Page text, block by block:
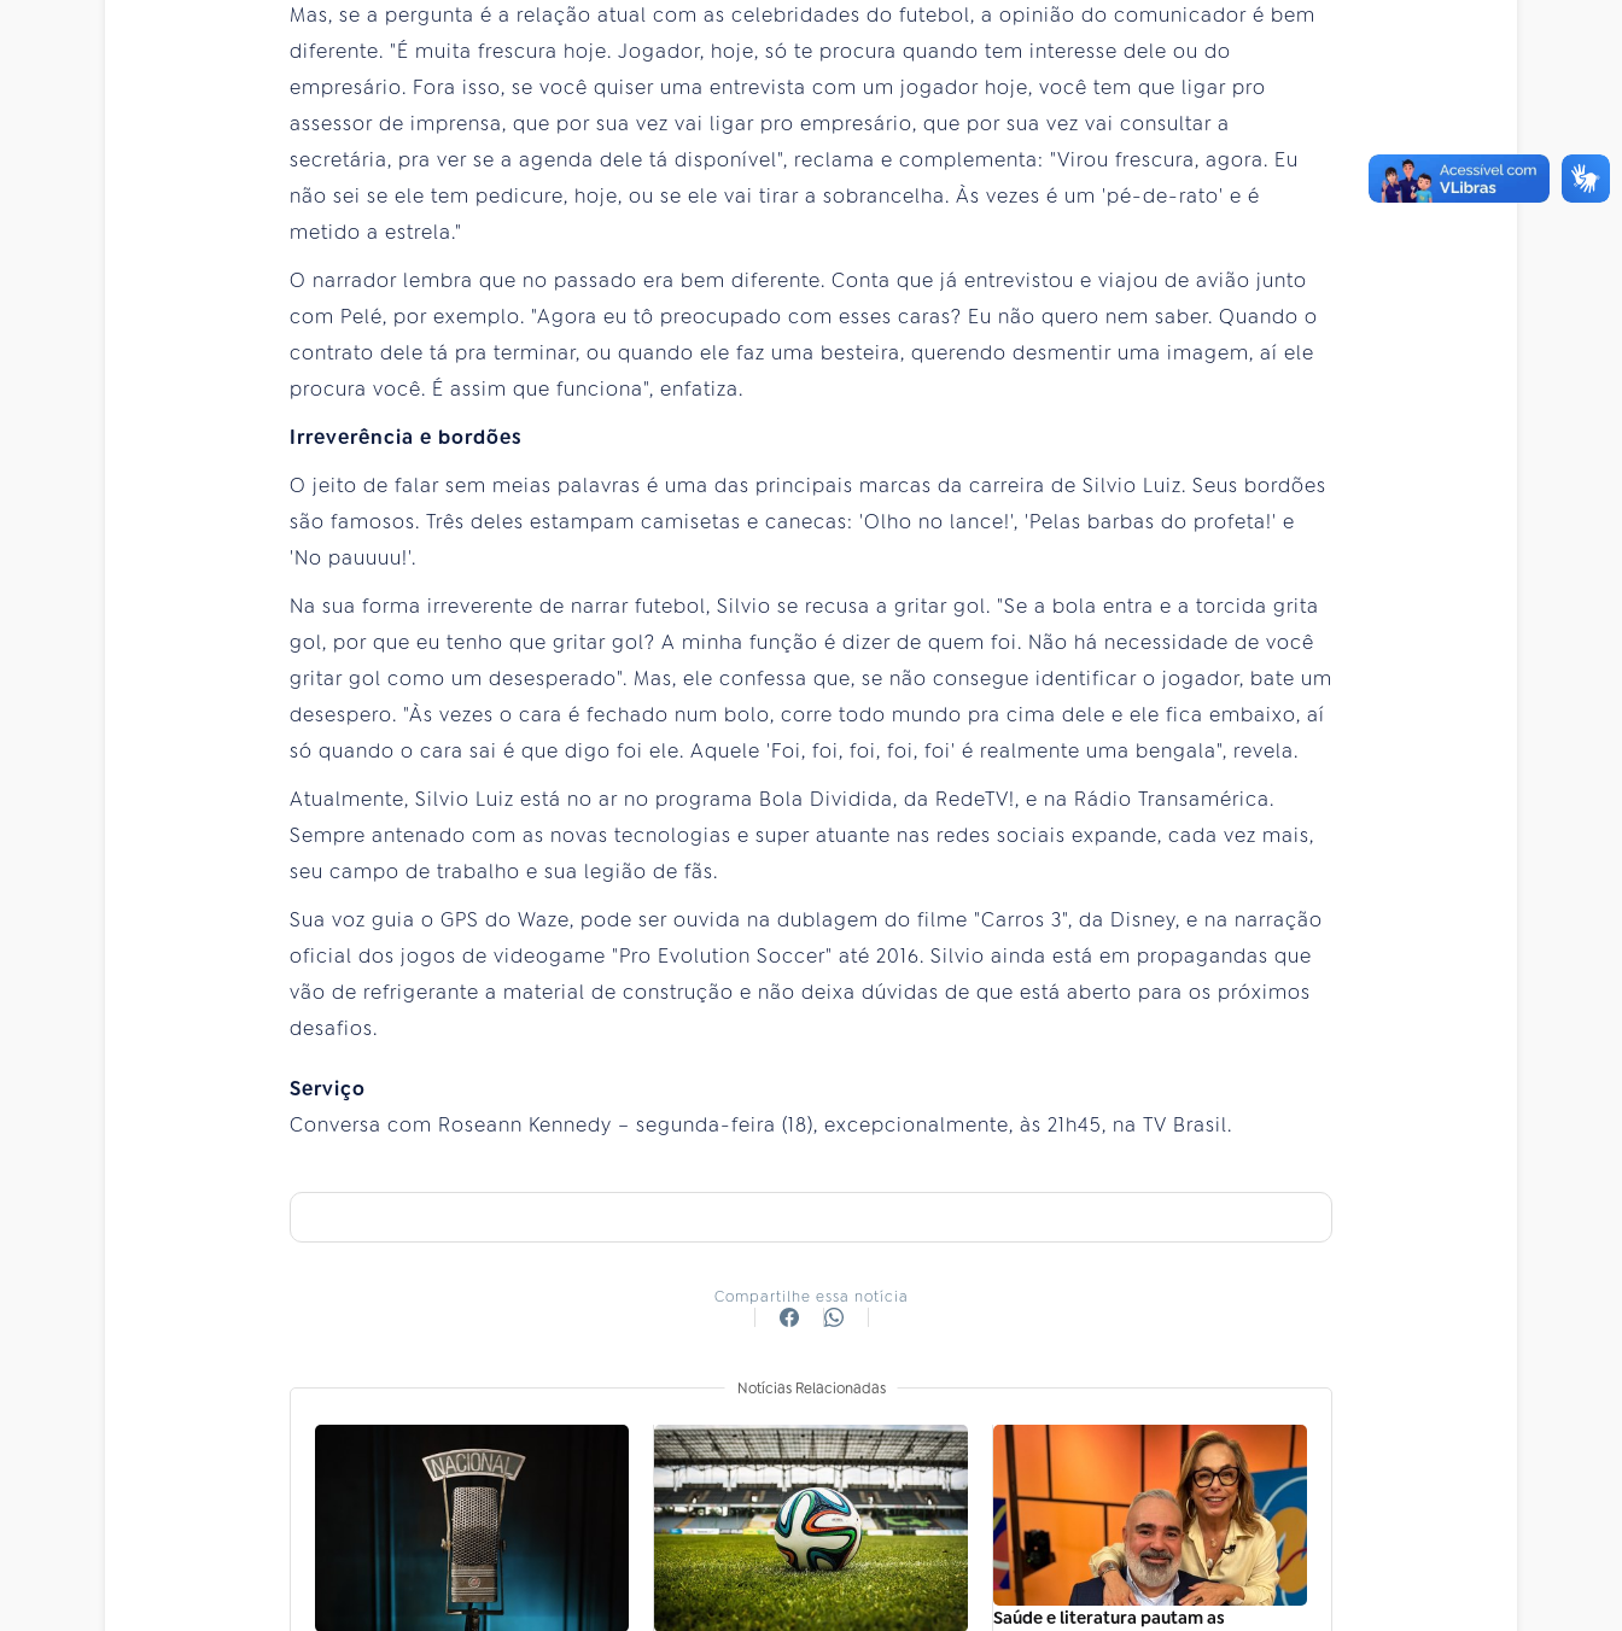
Mas, se a pergunta é a relação atual com as celebridades do futebol, a opinião do comunicador é bem
diferente. "É muita frescura hoje. Jogador, hoje, só te procura quando tem interesse dele ou do
empresário. Fora isso, se você quiser uma entrevista com um jogador hoje, você tem que ligar pro
assessor de imprensa, que por sua vez vai ligar pro empresário, que por sua vez vai consultar a
secretária, pra ver se a agenda dele tá disponível", reclama e complementa: "Virou frescura, agora. Eu
não sei se ele tem pedicure, hoje, ou se ele vai tirar a sobrancelha. Às vezes é um 'pé-de-rato' e é
metido a estrela."
O narrador lembra que no passado era bem diferente. Conta que já entrevistou e viajou de avião junto
com Pelé, por exemplo. "Agora eu tô preocupado com esses caras? Eu não quero nem saber. Quando o
contrato dele tá pra terminar, ou quando ele faz uma besteira, querendo desmentir uma imagem, aí ele
procura você. É assim que funciona", enfatiza.
Irreverência e bordões
O jeito de falar sem meias palavras é uma das principais marcas da carreira de Silvio Luiz. Seus bordões
são famosos. Três deles estampam camisetas e canecas: 'Olho no lance!', 'Pelas barbas do profeta!' e
'No pauuuu!'.
Na sua forma irreverente de narrar futebol, Silvio se recusa a gritar gol. "Se a bola entra e a torcida grita
gol, por que eu tenho que gritar gol? A minha função é dizer de quem foi. Não há necessidade de você
gritar gol como um desesperado". Mas, ele confessa que, se não consegue identificar o jogador, bate um
desespero. "Às vezes o cara é fechado num bolo, corre todo mundo pra cima dele e ele fica embaixo, aí
só quando o cara sai é que digo foi ele. Aquele 'Foi, foi, foi, foi, foi' é realmente uma bengala", revela.
Atualmente, Silvio Luiz está no ar no programa Bola Dividida, da RedeTV!, e na Rádio Transamérica.
Sempre antenado com as novas tecnologias e super atuante nas redes sociais expande, cada vez mais,
seu campo de trabalho e sua legião de fãs.
Sua voz guia o GPS do Waze, pode ser ouvida na dublagem do filme "Carros 3", da Disney, e na narração
oficial dos jogos de videogame "Pro Evolution Soccer" até 2016. Silvio ainda está em propagandas que
vão de refrigerante a material de construção e não deixa dúvidas de que está aberto para os próximos
desafios.
Serviço
Conversa com Roseann Kennedy – segunda-feira (18), excepcionalmente, às 21h45, na TV Brasil.
Compartilhe essa notícia
Notícias Relacionadas
Saúde e literatura pautam as